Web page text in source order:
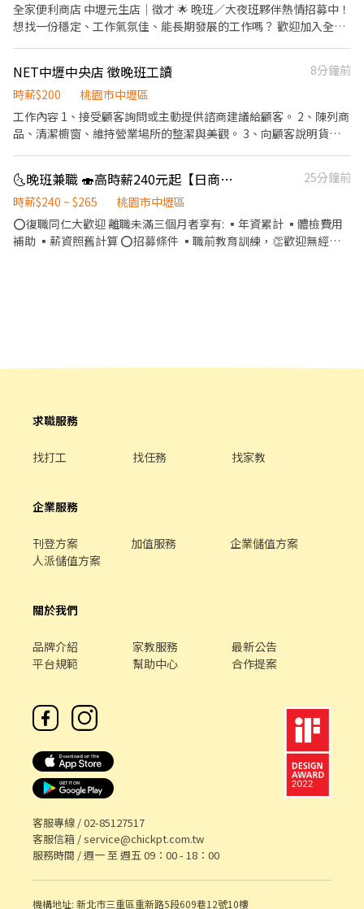
全家便利商店 中壢元生店｜徵才 🌟 晚班／大夜班夥伴熱情招募中！
想找一份穩定、工作氣氛佳、能長期發展的工作嗎？ 歡迎加入全家
補貨、上架與整理 * 咖啡、鮮食等商品製作 * 門市環境清潔與維護 *
進貨驗收、商品盤點 * 協助門市日常營運 📌 我們希望你 ✔ 有責任
感、工作態度積極 ✔ 親切有禮，喜歡與人互動 ✔ 願意學習，具團隊
合作精神 ✔ 無經驗可，公司提供完整教育訓練 📌 福利制度 * 薪資依
業及夜校生加入 📞 應徵方式 攜帶履歷親洽全家便利商店中壢元生
店。 加入我們，一起打造便利、溫暖的購物環境，期待你的加入！
NET中壢中央店 徵晚班工讀
8分鐘前
時薪$200
桃園市中壢區
工作內容 1、接受顧客詢問或主動提供諮商建議給顧客。 2、陳列商
品、清潔櫥窗、維持營業場所的整潔與美觀。 3、向顧客說明貨品
交付商品、開發票或收據，完成交易手續。 6、於當天打烊前，撰
寫當日交班報表。 招募條件 1、長期打工。 2、彈性排班（每日至
少排班4小時，請於面試時與主管確認班表）。 3、畢業後可轉正。
獎金福利 1、生日禮券 2、員工購物優惠
🌜晚班兼職 🍣高時薪240元起【日商壽司郎】桃園青埔IKEA店
25分鐘前
時薪$240 ~ $265
桃園市中壢區
⭕復職同仁大歡迎 離職未滿三個月者享有: ▪年資累計 ▪體檢費用
補助 ▪薪資照舊計算 ⭕招募條件 ▪職前教育訓練，👏歡迎無經驗
可接觸店鋪的經營管理，例如：成本控管及數據分析等專業知識 ▪
升遷快速且制度完善，依努力及成果將有升遷加薪的機會 ▪享有完
▪計畫拓展全台灣，讓更多人有機會品嚐美味平價壽司，致力成為
規定 ⑤颱風天出勤津貼補助 ⑥員工店內用餐折扣 ⑦提供員工制服
系實習生 福利制度完善，提供加班費 時薪制契約，薪資以該任職店
鋪時薪為主
求職服務
找打工 找任務 找家教
企業服務
刊登方案 加值服務
企業儲值方案
人派儲值方案
關於我們
品牌介紹 家教服務
最新公告
平台規範
幫助中心 合作提案
客服專線 /02-85127517
客服信箱 /service@chickpt.com.tw
服務時間 / 週一 至 週五 09：00 - 18：00
機構地址: 新北市三重區重新路5段609巷12號10樓